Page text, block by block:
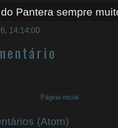
Pantera sempre
14:14:00
Página inicial
(Atom)